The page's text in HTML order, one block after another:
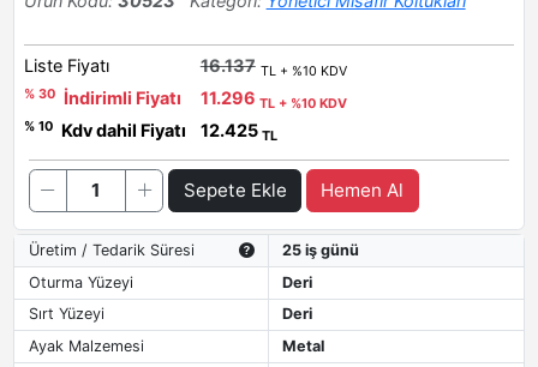
Liste Fiyatı 16.137 TL + %10 KDV
% 30
İndirimli Fiyatı 11.296 TL + %10 KDV
% 10
Kdv dahil Fiyatı 12.425 TL
Sepete Ekle Hemen Al
Üretim / Tedarik Süresi
25 iş günü
Oturma Yüzeyi
Deri
Sırt Yüzeyi
Deri
Ayak Malzemesi
Metal